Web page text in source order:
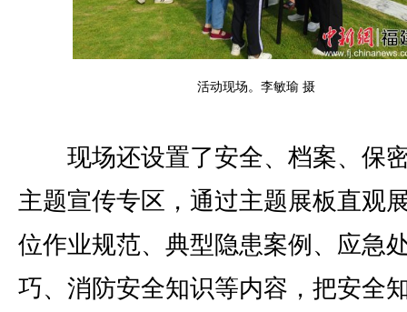
活动现场。李敏瑜 摄
现场还设置了安全、档案、保
主题宣传专区，通过主题展板直观
位作业规范、典型隐患案例、应急
巧、消防安全知识等内容，把安全